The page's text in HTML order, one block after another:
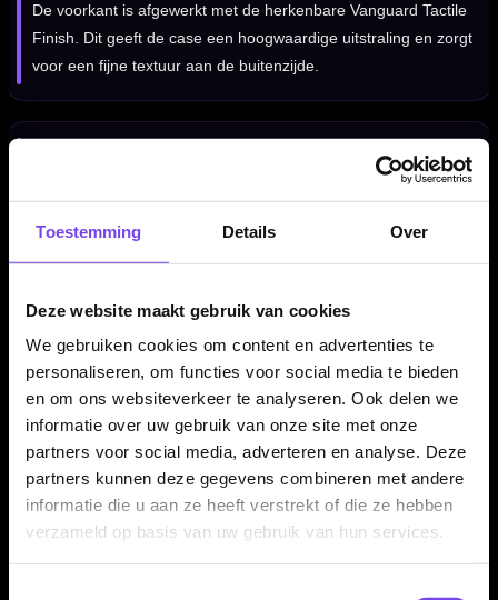
Toestemming Details Over
Deze website maakt gebruik van cookies
We gebruiken cookies om content en advertenties te
personaliseren, om functies voor social media te bieden
en om ons websiteverkeer te analyseren. Ook delen we
informatie over uw gebruik van onze site met onze
partners voor social media, adverteren en analyse. Deze
partners kunnen deze gegevens combineren met andere
informatie die u aan ze heeft verstrekt of die ze hebben
verzameld op basis van uw gebruik van hun services.
De voorkant is afgewerkt met de herkenbare Vanguard Tactile
Finish. Dit geeft de case een hoogwaardige uitstraling en zorgt
voor een fijne textuur aan de buitenzijde.
makkelijk mee naar training, competitie, toernooi of een avond
Ruim en handig voor onderweg
Door het medium formaat is deze case ideaal voor spelers die
meerdere dartsets en reserveonderdelen willen meenemen.
Alles blijft overzichtelijk bij elkaar en beter beschermd tijdens
vervoer.
Darts en accessoires niet inbegrepen